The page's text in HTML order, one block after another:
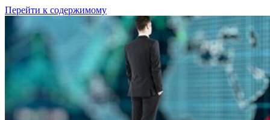
Перейти к содержимому